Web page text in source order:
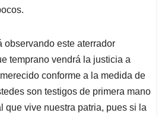
observando este aterrador
temprano vendrá la justicia a
conforme a la medida de
son testigos de primera mano
que vive nuestra patria, pues si la